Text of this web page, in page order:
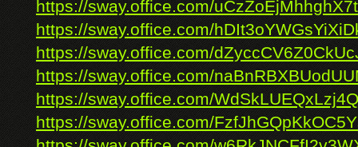
https://sway.office.com/
https://sway.office.com/
https://sway.office.com/
https://sway.office.com/
https://sway.office.com/
https://sway.office.com/